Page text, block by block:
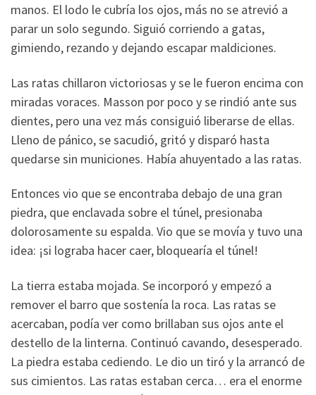
manos. El lodo le cubría los ojos, más no se atrevió a
parar un solo segundo. Siguió corriendo a gatas,
gimiendo, rezando y dejando escapar maldiciones.
Las ratas chillaron victoriosas y se le fueron encima con
miradas voraces. Masson por poco y se rindió ante sus
dientes, pero una vez más consiguió liberarse de ellas.
Lleno de pánico, se sacudió, gritó y disparó hasta
quedarse sin municiones. Había ahuyentado a las ratas.
Entonces vio que se encontraba debajo de una gran
piedra, que enclavada sobre el túnel, presionaba
dolorosamente su espalda. Vio que se movía y tuvo una
idea: ¡si lograba hacer caer, bloquearía el túnel!
La tierra estaba mojada. Se incorporó y empezó a
remover el barro que sostenía la roca. Las ratas se
acercaban, podía ver como brillaban sus ojos ante el
destello de la linterna. Continuó cavando, desesperado.
La piedra estaba cediendo. Le dio un tiró y la arrancó de
sus cimientos. Las ratas estaban cerca… era el enorme